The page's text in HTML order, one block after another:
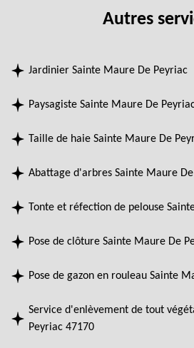
Autres
Jardinier Sainte Maure De Peyriac
Paysagiste Sainte Maure De
Taille de haie Sainte Maure De
Abattage d'arbres Sainte Maure
Tonte et réfection de pelouse
Pose de clôture Sainte Maure De
Pose de gazon en rouleau Sainte
Service d'enlèvement de tout
Peyriac 47170